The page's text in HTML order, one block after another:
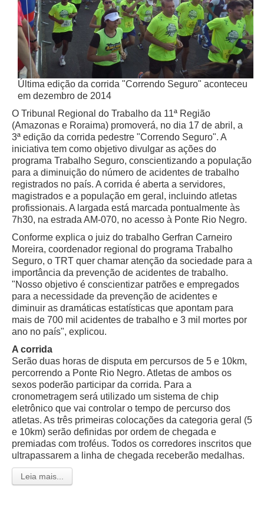
Última edição da corrida "Correndo Seguro" aconteceu
em dezembro de 2014
O Tribunal Regional do Trabalho da 11ª Região
(Amazonas e Roraima) promoverá, no dia 17 de abril, a
3ª edição da corrida pedestre "Correndo Seguro". A
iniciativa tem como objetivo divulgar as ações do
programa Trabalho Seguro, conscientizando a população
para a diminuição do número de acidentes de trabalho
registrados no país. A corrida é aberta a servidores,
magistrados e a população em geral, incluindo atletas
profissionais. A largada está marcada pontualmente às
7h30, na estrada AM-070, no acesso à Ponte Rio Negro.
Conforme explica o juiz do trabalho Gerfran Carneiro
Moreira, coordenador regional do programa Trabalho
Seguro, o TRT quer chamar atenção da sociedade para a
importância da prevenção de acidentes de trabalho.
"Nosso objetivo é conscientizar patrões e empregados
para a necessidade da prevenção de acidentes e
diminuir as dramáticas estatísticas que apontam para
mais de 700 mil acidentes de trabalho e 3 mil mortes por
ano no país", explicou.
A corrida
Serão duas horas de disputa em percursos de 5 e 10km,
percorrendo a Ponte Rio Negro. Atletas de ambos os
sexos poderão participar da corrida. Para a
cronometragem será utilizado um sistema de chip
eletrônico que vai controlar o tempo de percurso dos
atletas. As três primeiras colocações da categoria geral (5
e 10km) serão definidas por ordem de chegada e
premiadas com troféus. Todos os corredores inscritos que
ultrapassarem a linha de chegada receberão medalhas.
Leia mais...